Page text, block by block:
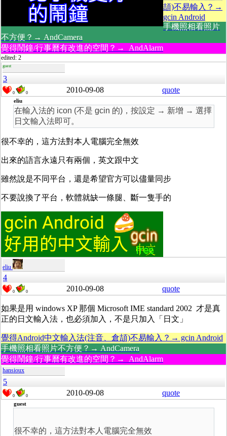
頡)不易輸入？→
gcin Android
手機照相看照片
不方便？→ AndCamera
覺得鬧鐘/行事曆有改進的空間？→ AndAlarm
edited: 2
guest
3
0 0 2010-09-08 quote
eliu
在輸入法的 icon (不是 gcin 的)，按設定 → 新增 → 選擇
日文輸入法即可。
很不幸的，這方法對本人電腦完全無效
出來的語言永遠只有兩個，英文跟中文
雖然說是不同平台，還是希望官方可以儘量同步
不要說換了平台，軟體就缺一條腿、斷一隻手的
eliu
4
0 0 2010-09-08 quote
如果是用 windows XP 那個 Microsoft IME standard 2002 才是真
正的日文輸入法，也必須加入，不是只加入「日文」
覺得Android中文輸入法(注音、倉頡)不易輸入？→ gcin Android
手機照相看照片不方便？→ AndCamera
覺得鬧鐘/行事曆有改進的空間？→ AndAlarm
hansioux
5
0 0 2010-09-08 quote
guest
很不幸的，這方法對本人電腦完全無效